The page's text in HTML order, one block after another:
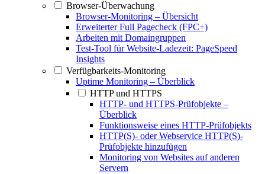
Browser-Überwachung
Browser-Monitoring – Übersicht
Erweiterter Full Pagecheck (FPC+)
Arbeiten mit Domaingruppen
Test-Tool für Website-Ladezeit: PageSpeed
Insights
Verfügbarkeits-Monitoring
Uptime Monitoring – Überblick
HTTP und HTTPS
HTTP- und HTTPS-Prüfobjekte –
Überblick
Funktionsweise eines HTTP-Prüfobjekts
HTTP(S)- oder Webservice HTTP(S)-
Prüfobjekte hinzufügen
Monitoring von Websites auf anderen
Servern